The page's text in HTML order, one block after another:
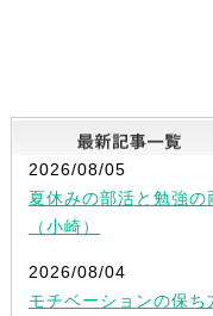
2026/08/05
夏休みの部活と勉強の
（小崎）
2026/08/04
モチベーションの保ち